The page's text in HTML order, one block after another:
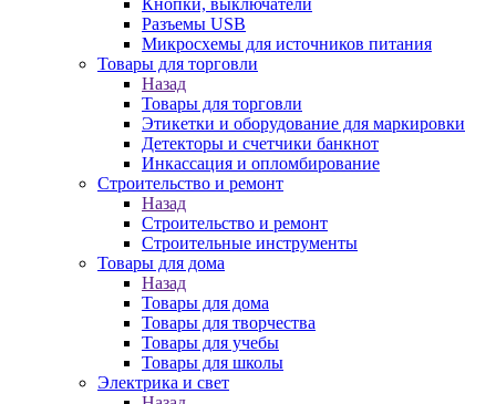
Кнопки, выключатели
Разъемы USB
Микросхемы для источников питания
Товары для торговли
Назад
Товары для торговли
Этикетки и оборудование для маркировки
Детекторы и счетчики банкнот
Инкассация и опломбирование
Строительство и ремонт
Назад
Строительство и ремонт
Строительные инструменты
Товары для дома
Назад
Товары для дома
Товары для творчества
Товары для учебы
Товары для школы
Электрика и свет